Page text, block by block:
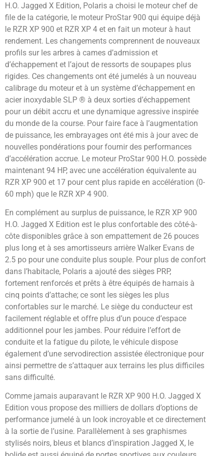
H.O. Jagged X Edition, Polaris a choisi le moteur chef de
file de la catégorie, le moteur ProStar 900 qui équipe déjà
le RZR XP 900 et RZR XP 4 et en fait un moteur à haut
rendement. Les changements comprennent de nouveaux
profils sur les arbres à cames d’admission et
d’échappement et l’ajout de ressorts de soupapes plus
rigides. Ces changements ont été jumelés à un nouveau
calibrage du moteur et à un système d’échappement en
acier inoxydable SLP ® à deux sorties d’échappement
pour un débit accru et une dynamique agressive inspirée
du monde de la course. Pour faire face à l’augmentation
de puissance, les embrayages ont été mis à jour avec de
nouvelles pondérations pour fournir des performances
d’accélération accrue. Le moteur ProStar 900 H.O. possède
maintenant 94 HP, avec une accélération équivalente au
RZR XP 900 et 17 pour cent plus rapide en accélération (0-
60 mph) que le RZR XP 4 900.
En complément au surplus de puissance, le RZR XP 900
H.O. Jagged X Edition est le plus confortable des côté-à-
côte disponibles grâce à son empattement de 26 pouces
plus long et à ses amortisseurs arrière Walker Evans de
2.5 po pour une conduite plus souple. Pour plus de confort
dans l’habitacle, Polaris a ajouté des sièges PRP,
fortement renforcés et prêts à être équipés de harnais à
cinq points d’attache; ce sont les sièges les plus
confortables sur le marché. Le siège du conducteur est
facilement réglable et offre plus d’un pouce d’espace
additionnel pour les jambes. Pour réduire l’effort de
conduite et la fatigue du pilote, le véhicule dispose
également d’une servodirection assistée électronique pour
ainsi permettre de s’attaquer aux terrains les plus difficiles
sans difficulté.
Comme jamais auparavant le RZR XP 900 H.O. Jagged X
Edition vous propose des milliers de dollars d’options de
performance jumelé à un look incroyable et ce directement
à la sortie de l’usine. Parallèlement à ses graphismes
stylisés noirs, bleus et blancs d’inspiration Jagged X, le